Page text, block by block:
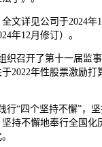
详见公司于2024年
年12月修订）。
召开了第十一届监事
2022年性股票激励
四个坚持不懈”，坚
持不懈地奉行全国